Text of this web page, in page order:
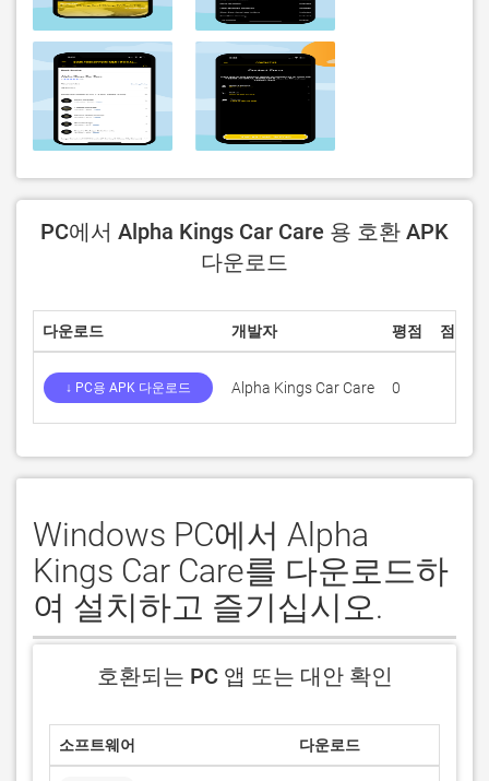
PC에서 Alpha Kings Car Care 용 호환 APK
다운로드
다운로드 개발자 평점 점수
↓ PC용 APK 다운로드 Alpha Kings Car Care 0
Windows PC에서 Alpha
Kings Car Care를 다운로드하
여 설치하고 즐기십시오.
호환되는 PC 앱 또는 대안 확인
소프트웨어 다운로드